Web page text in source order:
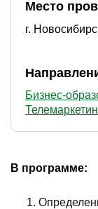
Место
г.
Бизнес-
В программе: